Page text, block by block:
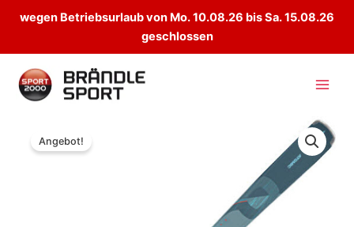
wegen Betriebsurlaub von Mo. 10.08.26 bis Sa. 15.08.26
geschlossen
Inhalt
springen
Angebot!